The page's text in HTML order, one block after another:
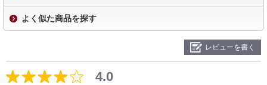
よく似た商品を探す
レビューを書く
4.0